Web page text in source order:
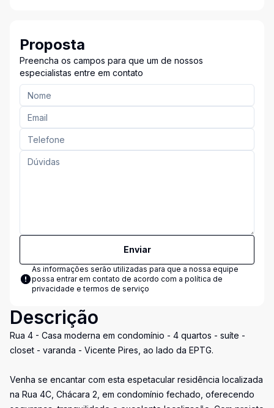
Proposta
Preencha os campos para que um de nossos
especialistas entre em contato
Enviar
As informações serão utilizadas para que a nossa equipe
possa entrar em contato de acordo com a política de
privacidade e termos de serviço
Descrição
Rua 4 - Casa moderna em condomínio - 4 quartos - suíte -
closet - varanda - Vicente Pires, ao lado da EPTG.
Venha se encantar com esta espetacular residência localizada
na Rua 4C, Chácara 2, em condomínio fechado, oferecendo